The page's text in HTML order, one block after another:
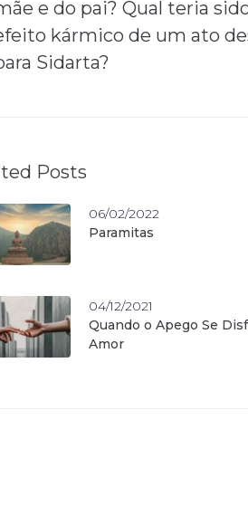
e do pai? Qual teria
kármico de um ato
Sidarta?
Posts
06/02/2022
Paramitas
04/12/2021
Quando o Apego Se
Amor